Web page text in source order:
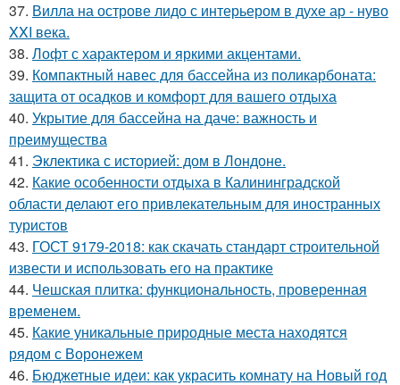
37. Вилла на острове лидо с интерьером в духе ар - нуво
XXI века.
38. Лофт с характером и яркими акцентами.
39. Компактный навес для бассейна из поликарбоната:
защита от осадков и комфорт для вашего отдыха
40. Укрытие для бассейна на даче: важность и
преимущества
41. Эклектика с историей: дом в Лондоне.
42. Какие особенности отдыха в Калининградской
области делают его привлекательным для иностранных
туристов
43. ГОСТ 9179-2018: как скачать стандарт строительной
извести и использовать его на практике
44. Чешская плитка: функциональность, проверенная
временем.
45. Какие уникальные природные места находятся
рядом с Воронежем
46. Бюджетные идеи: как украсить комнату на Новый год